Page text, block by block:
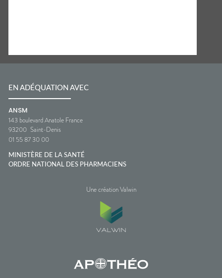
EN ADÉQUATION AVEC
ANSM
143 boulevard Anatole France
93200 Saint-Denis
01 55 87 30 00
MINISTÈRE DE LA SANTÉ
ORDRE NATIONAL DES PHARMACIENS
Une création Valwin